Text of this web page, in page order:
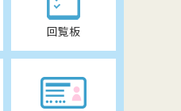
回覧板